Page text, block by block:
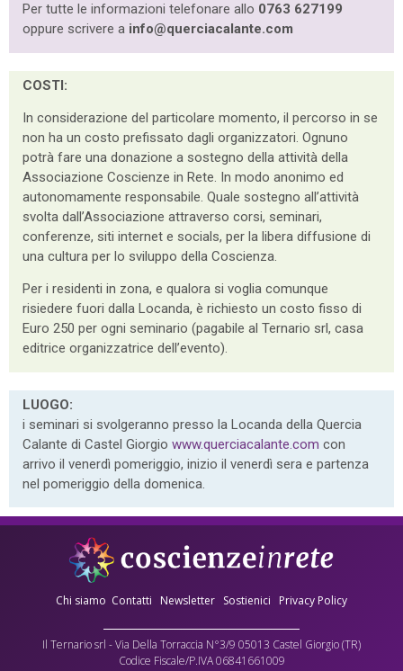
Per tutte le informazioni telefonare allo 0763 627199
oppure scrivere a info@querciacalante.com
COSTI:
In considerazione del particolare momento, il percorso in se
non ha un costo prefissato dagli organizzatori. Ognuno
potrà fare una donazione a sostegno della attività della
Associazione Coscienze in Rete. In modo anonimo ed
autonomamente responsabile. Quale sostegno all’attività
svolta dall’Associazione attraverso corsi, seminari,
conferenze, siti internet e socials, per la libera diffusione di
una cultura per lo sviluppo della Coscienza.
Per i residenti in zona, e qualora si voglia comunque
risiedere fuori dalla Locanda, è richiesto un costo fisso di
Euro 250 per ogni seminario (pagabile al Ternario srl, casa
editrice organizzatrice dell’evento).
LUOGO:
i seminari si svolgeranno presso la Locanda della Quercia
Calante di Castel Giorgio www.querciacalante.com con
arrivo il venerdì pomeriggio, inizio il venerdì sera e partenza
nel pomeriggio della domenica.
Chi siamo Contatti Newsletter Sostienici Privacy Policy
Il Ternario srl - Via Della Torraccia N°3/9 05013 Castel Giorgio (TR)
Codice Fiscale/P.IVA 06841661009